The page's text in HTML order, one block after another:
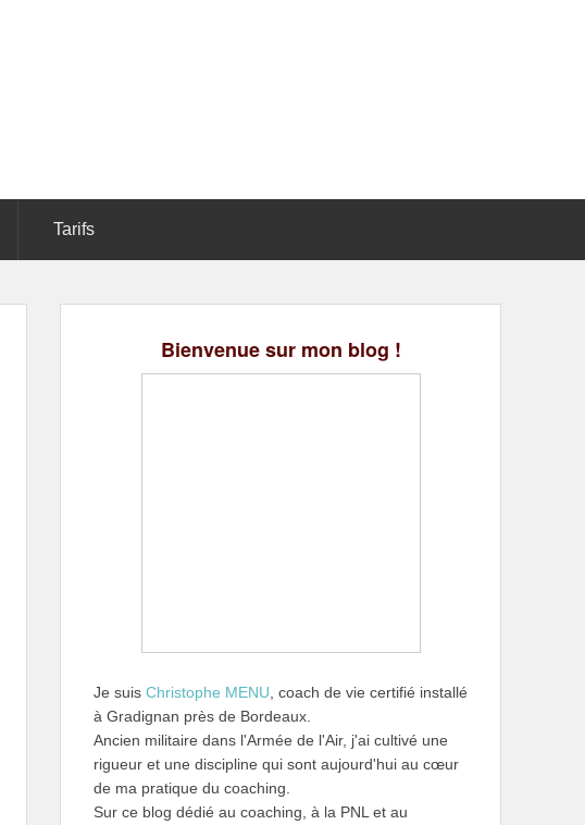
Tarifs
Bienvenue sur mon blog !
Je suis Christophe MENU , coach de vie certifié installé
à Gradignan près de Bordeaux.
Ancien militaire dans l'Armée de l'Air, j'ai cultivé une
rigueur et une discipline qui sont aujourd'hui au cœur
de ma pratique du coaching.
Sur ce blog dédié au coaching, à la PNL et au